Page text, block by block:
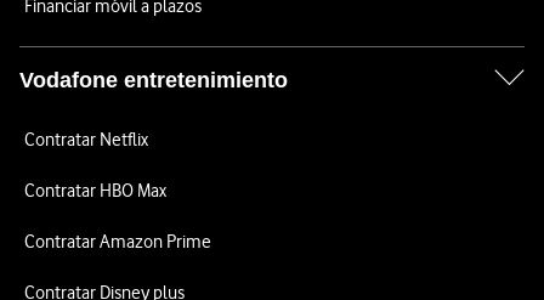
Financiar móvil a plazos
Vodafone entretenimiento
Contratar Netflix
Contratar HBO Max
Contratar Amazon Prime
Contratar Disney plus